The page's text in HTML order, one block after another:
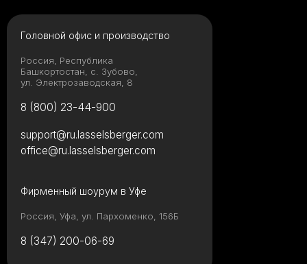
Головной офис и производство
Россия, Республика
Башкортостан, с. Зубово,
ул. Электрозаводская, 8
8 (800) 23-44-900
Фирменный шоурум в Уфе
Россия, Уфа, ул. Пархоменко, 156Б
8 (347) 200-06-69
support@ru.lasselsberger.com
office@ru.lasselsberger.com